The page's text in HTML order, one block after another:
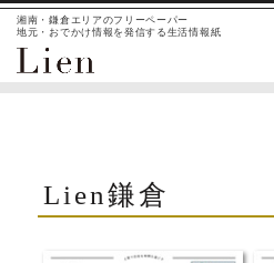
湘南・鎌倉エリアのフリーペーパー
地元・おでかけ情報を発信する生活情報紙
Lien鎌倉